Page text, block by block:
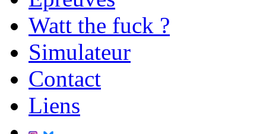
Watt the fuck ?
Simulateur
Contact
Liens